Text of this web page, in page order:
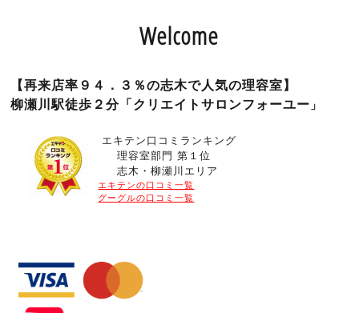
Welcome
【再来店率９４．３％の志木で人気の理容室】
柳瀬川駅徒歩２分「クリエイトサロンフォーユー 」
エキテン口コミランキング
理容室部門 第１位
志木・柳瀬川エリア
エキテンの口コミ一覧
グーグルの口コミ一覧